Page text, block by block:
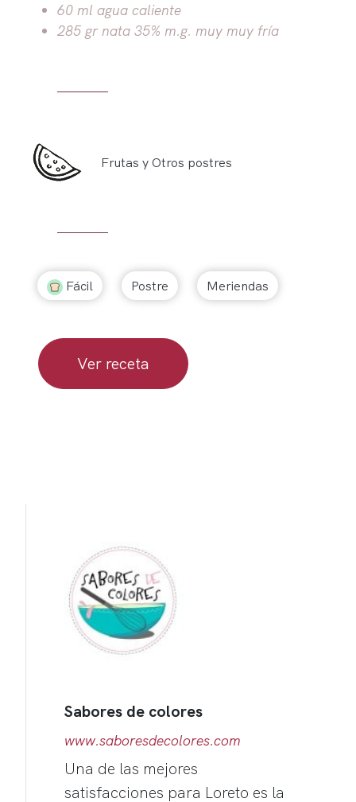
60 ml agua caliente
285 gr nata 35% m.g. muy muy fría
Frutas y Otros postres
Fácil Postre Meriendas
Ver receta
Sabores de colores
www.saboresdecolores.com
Una de las mejores
satisfacciones para Loreto es la